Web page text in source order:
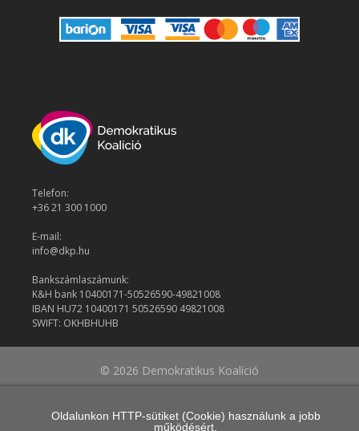
Telefon:
+36 21 300 1000
E-mail:
info@dkp.hu
Bankszámlaszámunk:
K&H bank 10400171-50526590-49821008
IBAN HU72 10400171 50526590 49821008
SWIFT: OKHBHUHB
© 2026 Demokratikus Koalíció
Oldalunkon HTTP-sütiket (Cookie) használunk a jobb
működésért.